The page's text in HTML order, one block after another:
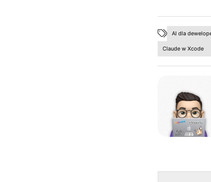
AI dla
Claude w Xcode